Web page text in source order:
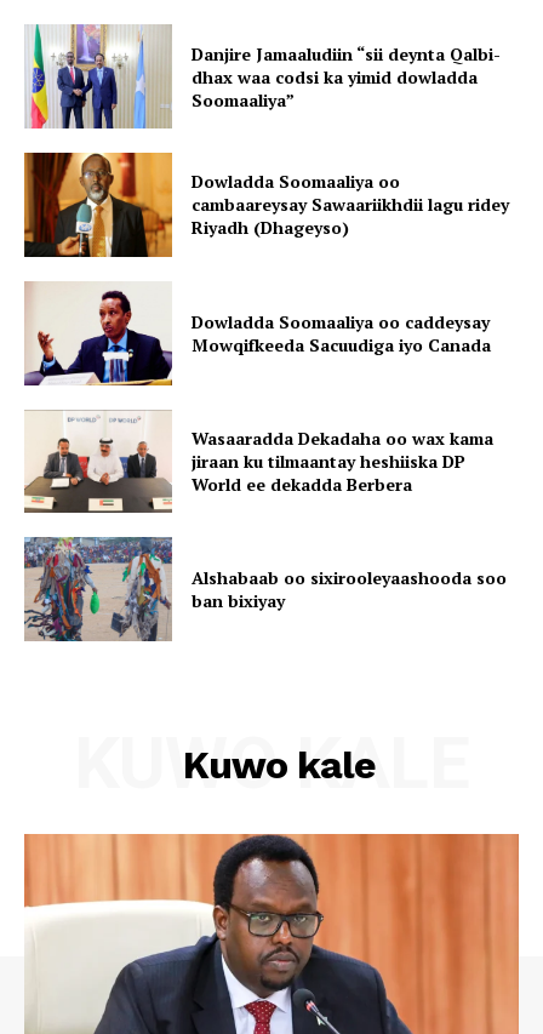
Danjire Jamaaludiin “sii deynta Qalbi-
dhax waa codsi ka yimid dowladda
Soomaaliya”
Dowladda Soomaaliya oo
cambaareysay Sawaariikhdii lagu ridey
Riyadh (Dhageyso)
Dowladda Soomaaliya oo caddeysay
Mowqifkeeda Sacuudiga iyo Canada
Wasaaradda Dekadaha oo wax kama
jiraan ku tilmaantay heshiiska DP
World ee dekadda Berbera
Alshabaab oo sixirooleyaashooda soo
ban bixiyay
Kuwo kale
KUWO KALE